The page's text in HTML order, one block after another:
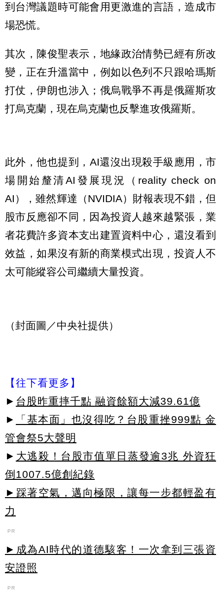
到台灣議題時可能會用更激進的言語，造成市
場恐慌。
其次，陳俊聖表示，地緣政治情勢已經有所改
變，正在升溫當中，例如以色列不只跟哈瑪斯
打仗，伊朗也涉入；俄烏戰爭不再是俄羅斯攻
打烏克蘭，現在烏克蘭也反擊進攻俄羅斯。
此外，他也提到，AI還沒出現殺手級應用，市
場開始釐清AI發展現況（reality check on
AI），雖然輝達（NVIDIA）財報表現不錯，但
股市反應卻不同，因為投資人越來越緊張，業
者花費許多資本支出建置資料中心，還沒看到
效益，如果沒有新的商業模式出現，投資人不
太可能縱容公司繼續大量投資。
（封面圖／中央社提供）
【往下看更多】
► 台股昨重摔千點 融資餘額大減39.61億
►
「基本面」也沒得吃？台股重挫999點 金
管會祭5大聲明
► 大逃殺！台股市值單日蒸發逾3兆 外資狂
倒1007.5億創紀錄
►踩著空氣，邁向極限，讓每一步都輕盈有
力
PR
►成為AI時代的道德駭客！一次拿到三張資
安證照
PR